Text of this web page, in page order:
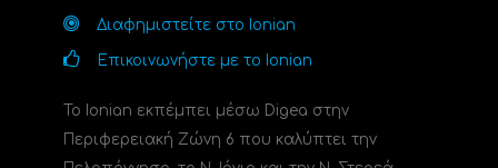
Διαφημιστείτε στο Ionian
Επικοινωνήστε με το Ionian
Το Ionian εκπέμπει μέσω Digea στην
Περιφερειακή Ζώνη 6 που καλύπτει την